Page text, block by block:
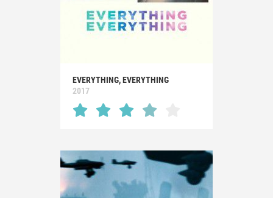
EVERYTHING, EVERYTHING
2017